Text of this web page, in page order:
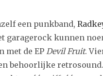
een punkband,
garagerock kunnen
met de EPDevil Fruit.
behoorlijke retrosound.